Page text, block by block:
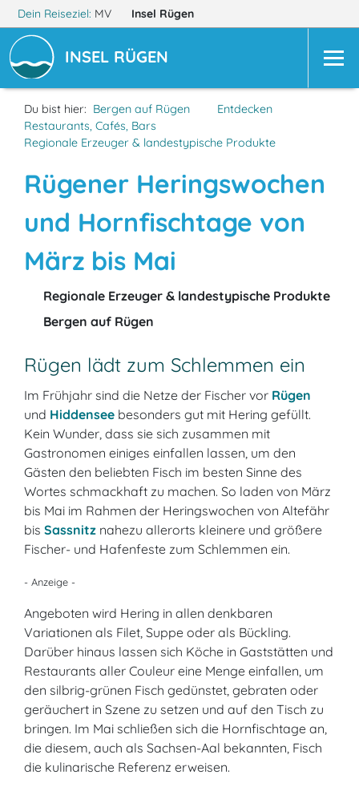
Dein Reiseziel: MV Insel Rügen
INSEL RÜGEN
Du bist hier: Bergen auf Rügen
Entdecken
Restaurants, Cafés, Bars
Regionale Erzeuger & landestypische Produkte
Rügener Heringswochen
und Hornfischtage von
März bis Mai
Regionale Erzeuger & landestypische Produkte
Bergen auf Rügen
Rügen lädt zum Schlemmen ein
Im Frühjahr sind die Netze der Fischer vor Rügen
und Hiddensee besonders gut mit Hering gefüllt.
Kein Wunder, dass sie sich zusammen mit
Gastronomen einiges einfallen lassen, um den
Gästen den beliebten Fisch im besten Sinne des
Wortes schmackhaft zu machen. So laden von März
bis Mai im Rahmen der Heringswochen von Altefähr
bis Sassnitz nahezu allerorts kleinere und größere
Fischer- und Hafenfeste zum Schlemmen ein.
- Anzeige -
Angeboten wird Hering in allen denkbaren
Variationen als Filet, Suppe oder als Bückling.
Darüber hinaus lassen sich Köche in Gaststätten und
Restaurants aller Couleur eine Menge einfallen, um
den silbrig-grünen Fisch gedünstet, gebraten oder
geräuchert in Szene zu setzen und auf den Tisch zu
bringen. Im Mai schließen sich die Hornfischtage an,
die diesem, auch als Sachsen-Aal bekannten, Fisch
die kulinarische Referenz erweisen.